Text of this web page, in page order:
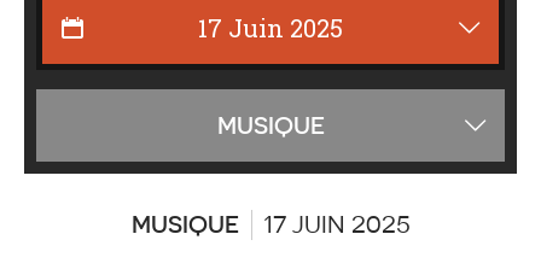
MUSIQUE
les
MUSIQUE 17 JUIN 2025